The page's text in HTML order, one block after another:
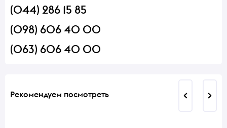
(044) 286 15 85
(098) 606 40 00
(063) 606 40 00
Рекомендуем посмотреть